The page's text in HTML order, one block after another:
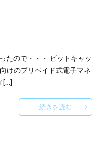
たので・・・ ビットキャッ
けのプリペイド式電子マネ
[…]
続きを読む